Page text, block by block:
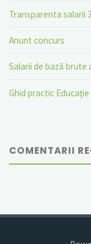
Transparenta salarii
Anunt concurs
Salarii de bază
Ghid practic
COMENTARII